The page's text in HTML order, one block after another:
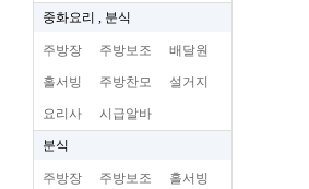
중화요리 , 분식
주방장 주방보조 배달원
홀서빙 주방찬모 설거지
요리사 시급알바
분식
주방장 주방보조 홀서빙